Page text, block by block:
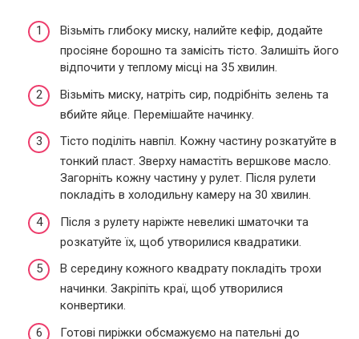
Візьміть глибоку миску, налийте кефір, додайте
просіяне борошно та замісіть тісто. Залишіть його
відпочити у теплому місці на 35 хвилин.
Візьміть миску, натріть сир, подрібніть зелень та
вбийте яйце. Перемішайте начинку.
Тісто поділіть навпіл. Кожну частину розкатуйте в
тонкий пласт. Зверху намастіть вершкове масло.
Загорніть кожну частину у рулет. Після рулети
покладіть в холодильну камеру на 30 хвилин.
Після з рулету наріжте невеликі шматочки та
розкатуйте їх, щоб утворилися квадратики.
В середину кожного квадрату покладіть трохи
начинки. Закріпіть краї, щоб утворилися
конвертики.
Готові пиріжки обсмажуємо на пательні до